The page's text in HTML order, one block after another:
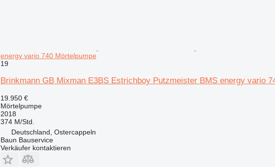
energy vario 740 Mörtelpumpe
19
Brinkmann GB Mixman E3BS Estrichboy Putzmeister BMS energy vario
19.950 €
Mörtelpumpe
2018
374 M/Std.
Deutschland, Ostercappeln
Baun Bauservice
Verkäufer kontaktieren